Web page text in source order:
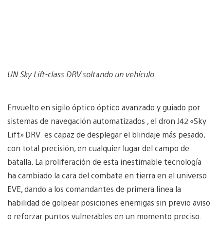
UN Sky Lift-class DRV soltando un vehículo.
Envuelto en sigilo óptico óptico avanzado y guiado por
sistemas de navegación automatizados , el dron J42 «Sky
Lift» DRV es capaz de desplegar el blindaje más pesado,
con total precisión, en cualquier lugar del campo de
batalla. La proliferación de esta inestimable tecnología
ha cambiado la cara del combate en tierra en el universo
EVE, dando a los comandantes de primera línea la
habilidad de golpear posiciones enemigas sin previo aviso
o reforzar puntos vulnerables en un momento preciso.